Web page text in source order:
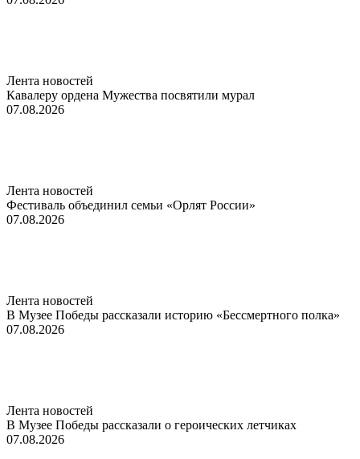
Лента новостей
Кавалеру ордена Мужества посвятили мурал
07.08.2026
Лента новостей
Фестиваль объединил семьи «Орлят России»
07.08.2026
Лента новостей
В Музее Победы рассказали историю «Бессмертного полка»
07.08.2026
Лента новостей
В Музее Победы рассказали о героических летчиках
07.08.2026